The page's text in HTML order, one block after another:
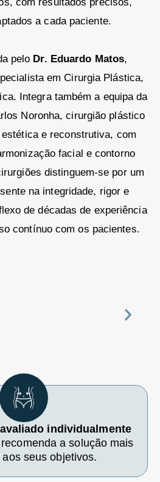
a cada paciente.
pelo Dr. Eduardo Matos,
em Cirurgia Plástica,
Integra também a equipa da
Noronha, cirurgião plástico
e reconstrutiva, com
facial e contorno
distinguem-se por um
na integridade, rigor e
de décadas de experiência
contínuo com os pacientes.
avaliado individualmente
a solução mais
seus objetivos.